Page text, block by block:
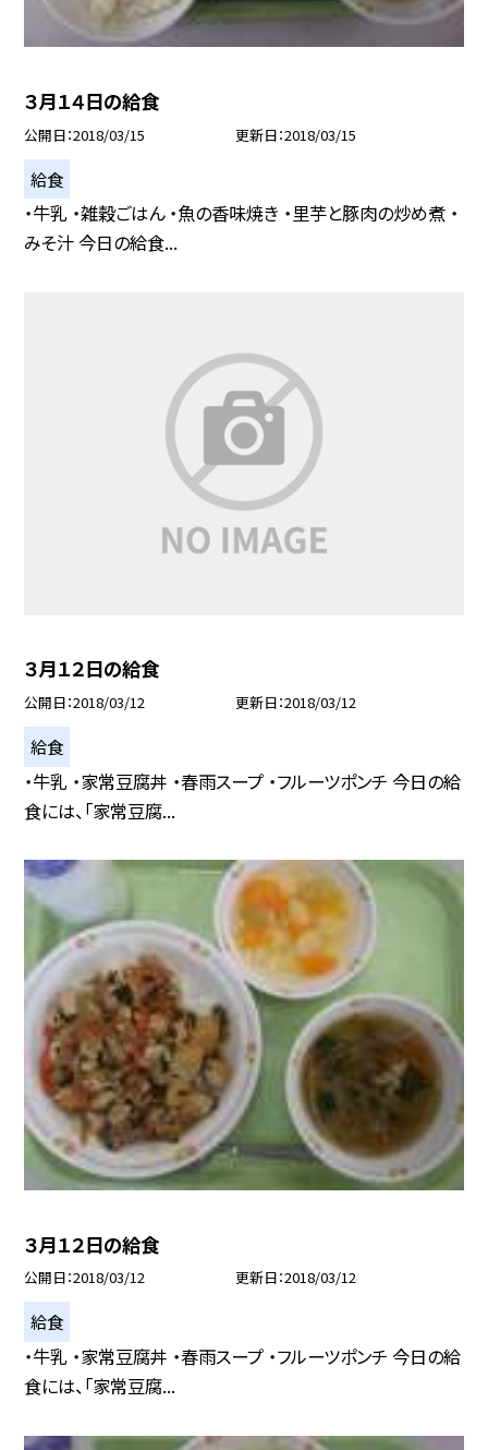
３月１４日の給食
公開日 2018/03/15 更新日 2018/03/15
給食
・牛乳 ・雑穀ごはん ・魚の香味焼き ・里芋と豚肉の炒め煮 ・
みそ汁 今日の給食...
３月１２日の給食
公開日 2018/03/12 更新日 2018/03/12
給食
・牛乳 ・家常豆腐丼 ・春雨スープ ・フルーツポンチ 今日の給
食には、「家常豆腐...
３月１２日の給食
公開日 2018/03/12 更新日 2018/03/12
給食
・牛乳 ・家常豆腐丼 ・春雨スープ ・フルーツポンチ 今日の給
食には、「家常豆腐...